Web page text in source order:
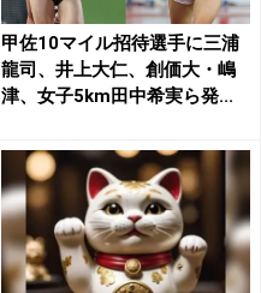
甲佐10マイル招待選手に三浦
龍司、井上大仁、創価大・嶋
津、女子5km田中希実ら発...